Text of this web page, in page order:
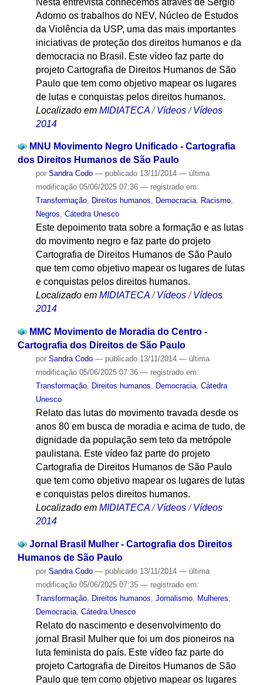
Adorno os trabalhos do NEV, Núcleo de Estudos
da Violência da USP, uma das mais importantes
iniciativas de proteção dos direitos humanos e da
democracia no Brasil. Este vídeo faz parte do
projeto Cartografia de Direitos Humanos de São
Paulo que tem como objetivo mapear os lugares
de lutas e conquistas pelos direitos humanos.
Localizado em MIDIATECA /Vídeos /Vídeos
2014
MNU Movimento Negro Unificado - Cartografia
dos Direitos Humanos de São Paulo
por Sandra Codo — publicado13/11/2014 — última
modificação05/06/2025 07:36 — registrado em:
Transformação, Direitos humanos, Democracia, Racismo,
Negros, Cátedra Unesco
Este depoimento trata sobre a formação e as lutas
do movimento negro e faz parte do projeto
Cartografia de Direitos Humanos de São Paulo
que tem como objetivo mapear os lugares de lutas
e conquistas pelos direitos humanos.
Localizado em MIDIATECA / Vídeos / Vídeos
2014
MMC Movimento de Moradia do Centro -
Cartografia dos Direitos de São Paulo
por Sandra Codo — publicado13/11/2014 — última
modificação05/06/2025 07:36 — registrado em:
Transformação, Direitos humanos, Democracia, Cátedra
Unesco
Relato das lutas do movimento travada desde os
anos 80 em busca de moradia e acima de tudo, de
dignidade da população sem teto da metrópole
paulistana. Este vídeo faz parte do projeto
Cartografia de Direitos Humanos de São Paulo
que tem como objetivo mapear os lugares de lutas
e conquistas pelos direitos humanos.
Localizado em MIDIATECA /Vídeos /Vídeos
2014
Jornal Brasil Mulher - Cartografia dos Direitos
Humanos de São Paulo
por Sandra Codo — publicado13/11/2014 — última
modificação05/06/2025 07:35 — registrado em:
Transformação, Direitos humanos Jornalismo, Mulheres
Democracia, Cátedra Unesco
Relato do nascimento e desenvolvimento do
jornal Brasil Mulher que foi um dos pioneiros na
luta feminista do país. Este vídeo faz parte do
projeto Cartografia de Direitos Humanos de São
Paulo que tem como objetivo mapear os lugares